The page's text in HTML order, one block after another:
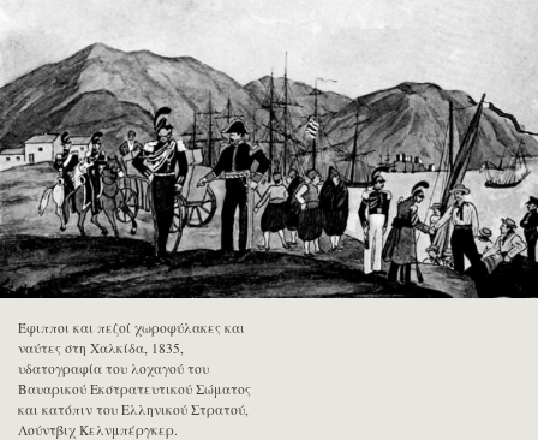
Έφιπποι και πεζοί χωροφύλακες και
ναύτες στη Χαλκίδα, 1835,
υδατογραφία του λοχαγού του
Βαυαρικού Εκστρατευτικού Σώματος
και κατόπιν του Ελληνικού Στρατού,
Λούντβιχ Κελνμπέργκερ.